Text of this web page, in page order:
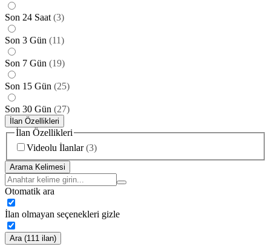
Son 24 Saat (3)
Son 3 Gün (11)
Son 7 Gün (19)
Son 15 Gün (25)
Son 30 Gün (27)
İlan Özellikleri
İlan Özellikleri
Videolu İlanlar (3)
Arama Kelimesi
Otomatik ara
İlan olmayan seçenekleri gizle
Ara (111 ilan)